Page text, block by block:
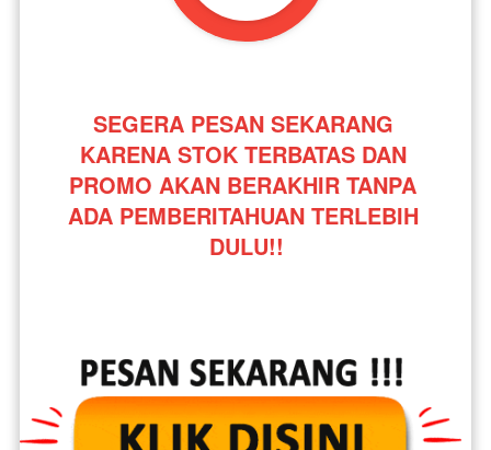
SEGERA PESAN SEKARANG
KARENA STOK TERBATAS DAN
PROMO AKAN BERAKHIR TANPA
ADA PEMBERITAHUAN TERLEBIH
DULU!!